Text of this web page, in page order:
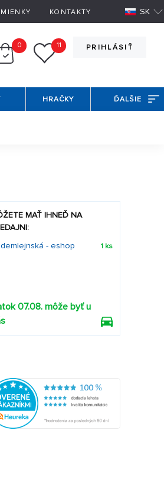
KONTAKTY SK
PRIHLÁSIŤ
0 11
HRAČKY ĎALŠIE
MAŤ IHNEĎ NA
- eshop
1 ks
07.08. môže byť u